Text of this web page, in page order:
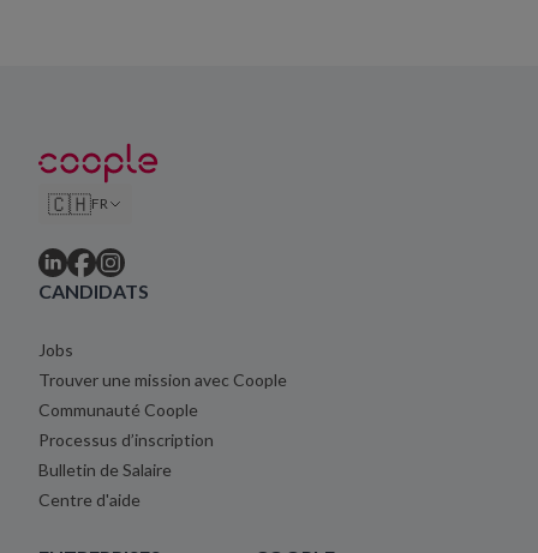
🇨🇭FR
CANDIDATS
Jobs
Trouver une mission avec Coople
Communauté Coople
Processus d’inscription
Bulletin de Salaire
Centre d'aide